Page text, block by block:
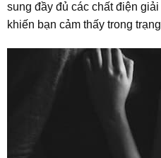
sung đầy đủ các chất điện
khiến bạn cảm thấy trong